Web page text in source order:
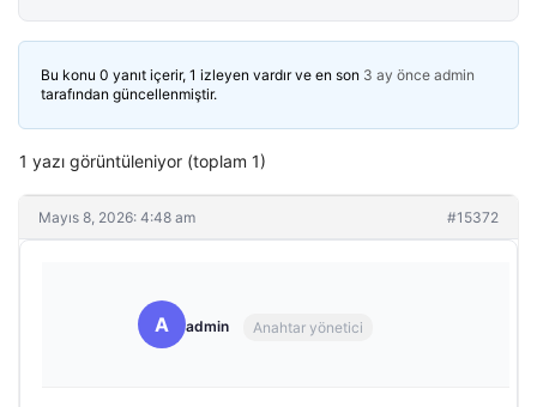
Bu konu 0 yanıt içerir, 1 izleyen vardır ve en son 3 ay önce admin
tarafından güncellenmiştir.
1 yazı görüntüleniyor (toplam 1)
Mayıs 8, 2026: 4:48 am #15372
A admin Anahtar yönetici